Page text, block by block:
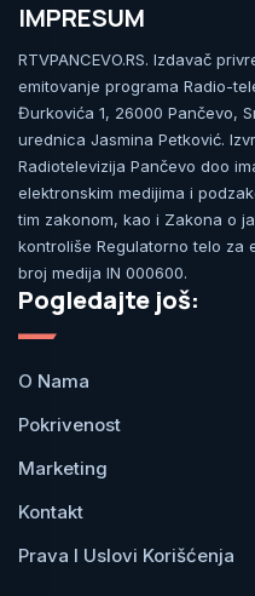
IMPRESUM
RTVPANCEVO.RS. Izdavač
emitovanje programa Radio-
Đurkovića 1, 26000 Pančevo,
urednica Jasmina Petković.
Radiotelevizija Pančevo doo
elektronskim medijima i
tim zakonom, kao i Zakona o
kontroliše Regulatorno telo za
broj medija IN 000600.
Pogledajte još:
O Nama
Pokrivenost
Marketing
Kontakt
Prava I Uslovi Korišćenja